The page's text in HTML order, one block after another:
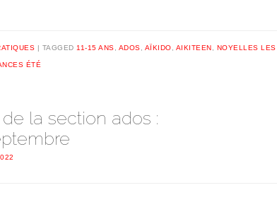
TAGGED 11-15 ANS ADOS AÏKIDO AIKITEEN NOYELLES LES
ÉTÉ
la section ados :